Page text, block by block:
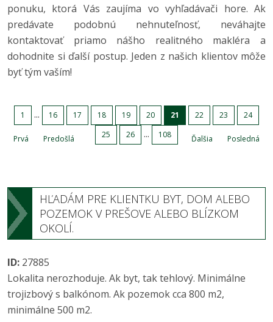
ponuku, ktorá Vás zaujíma vo vyhľadávači hore. Ak
predávate podobnú nehnuteľnosť, neváhajte
kontaktovať priamo nášho realitného makléra a
dohodnite si ďalší postup. Jeden z našich klientov môže
byť tým vaším!
1 ...
Prvá Predošlá
16 17 18 19 20 21 22 23
24
25
26 Ďalšia Posledná
... 108
HĽADÁM PRE KLIENTKU BYT, DOM ALEBO
POZEMOK V PREŠOVE ALEBO BLÍZKOM
OKOLÍ.
ID: 27885
Lokalita nerozhoduje. Ak byt, tak tehlový. Minimálne
trojizbový s balkónom. Ak pozemok cca 800 m2,
minimálne 500 m2.